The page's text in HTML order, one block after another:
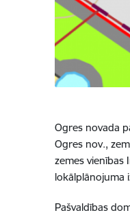
Ogres novada
Ogres nov.,
zemes vienības
lokālplānojuma
Pašvaldības